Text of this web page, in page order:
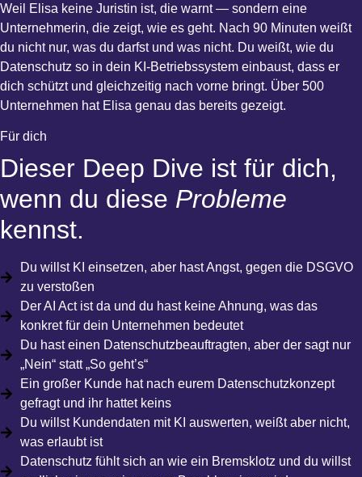
Weil Elisa keine Juristin ist, die warnt — sondern eine
Unternehmerin, die zeigt, wie es geht. Nach 90 Minuten weißt
du nicht nur, was du darfst und was nicht. Du weißt, wie du
Datenschutz so in dein KI-Betriebssystem einbaust, dass er
dich schützt und gleichzeitig nach vorne bringt. Über 500
Unternehmen hat Elisa genau das bereits gezeigt.
Für dich
Dieser Deep Dive ist für dich,
wenn du diese Probleme
kennst.
Du willst KI einsetzen, aber hast Angst, gegen die DSGVO
zu verstoßen
Der AI Act ist da und du hast keine Ahnung, was das
konkret für dein Unternehmen bedeutet
Du hast einen Datenschutzbeauftragten, aber der sagt nur
„Nein“ statt „So geht’s“
Ein großer Kunde hat nach eurem Datenschutzkonzept
gefragt und ihr hattet keins
Du willst Kundendaten mit KI auswerten, weißt aber nicht,
was erlaubt ist
Datenschutz fühlt sich an wie ein Bremsklotz und du willst